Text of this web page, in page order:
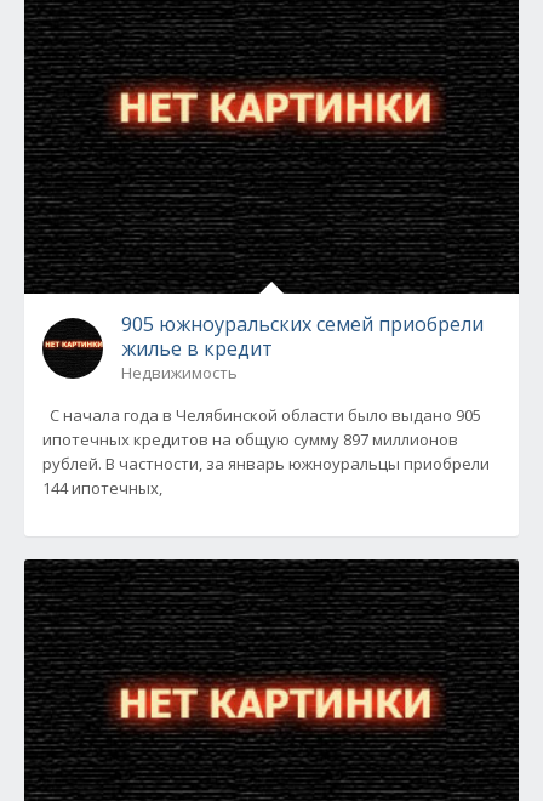
905 южноуральских семей приобрели
жилье в кредит
Недвижимость
С начала года в Челябинской области было выдано 905
ипотечных кредитов на общую сумму 897 миллионов
рублей. В частности, за январь южноуральцы приобрели
144 ипотечных,